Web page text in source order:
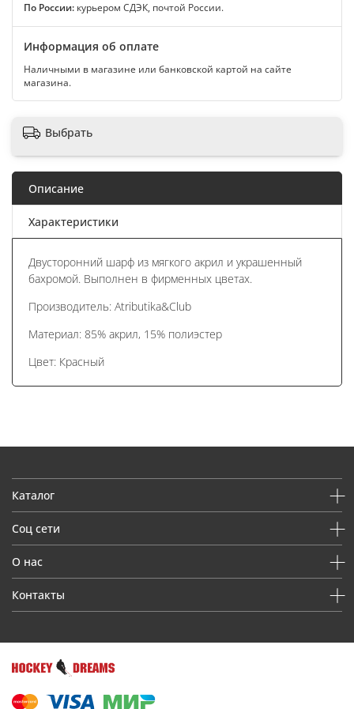
По России: курьером СДЭК, почтой России.
Информация об оплате
Наличными в магазине или банковской картой на сайте
магазина.
Выбрать
Описание
Характеристики
Двусторонний шарф из мягкого акрил и украшенный
бахромой. Выполнен в фирменных цветах.
Производитель: Atributika&Club
Материал: 85% акрил, 15% полиэстер
Цвет: Красный
Каталог
Соц сети
О нас
Контакты